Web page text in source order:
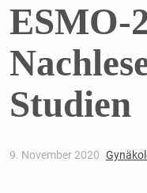
ESMO-
Studien
9. November 2020